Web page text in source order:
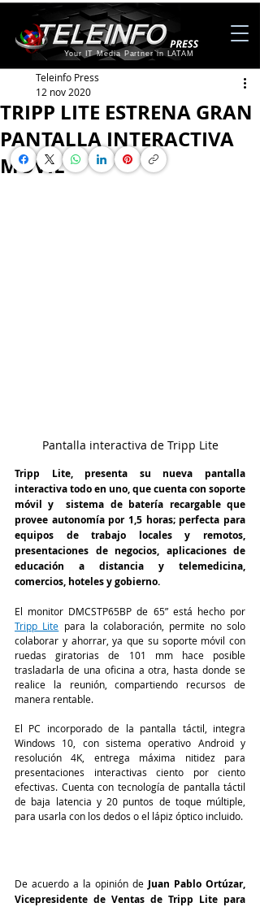
Your IT Media Partner in LATAM
TRIPP LITE ESTRENA GRAN
PANTALLA INTERACTIVA
MÓVIL
Teleinfo Press
12 nov 2020
Pantalla interactiva de Tripp Lite
Tripp Lite, presenta su nueva pantalla
interactiva todo en uno, que cuenta con soporte
móvil y  sistema de batería recargable que
provee autonomía por 1,5 horas; perfecta para
equipos de trabajo locales y remotos,
presentaciones de negocios, aplicaciones de
educación a distancia y telemedicina,
comercios, hoteles y gobierno.
Tripp Lite para la colaboración, permite no solo
colaborar y ahorrar, ya que su soporte móvil con
ruedas giratorias de 101 mm hace posible
trasladarla de una oficina a otra, hasta donde se
realice la reunión, compartiendo recursos de
manera rentable.
El PC incorporado de la pantalla táctil, integra
Windows 10, con sistema operativo Android y
resolución 4K, entrega máxima nitidez para
presentaciones interactivas ciento por ciento
efectivas. Cuenta con tecnología de pantalla táctil
de baja latencia y 20 puntos de toque múltiple,
para usarla con los dedos o el lápiz óptico incluido.
De acuerdo a la opinión de Juan Pablo Ortúzar,
Vicepresidente de Ventas de Tripp Lite para